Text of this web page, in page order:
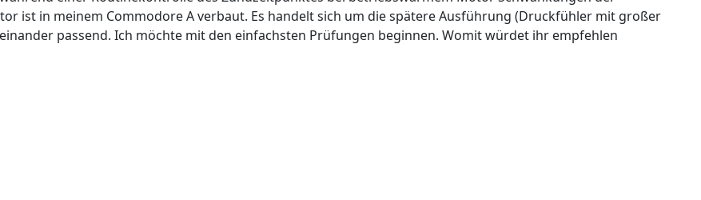
ist in meinem Commodore A verbaut. Es handelt sich um die spätere Ausführung (Druckfühler mit großer
passend. Ich möchte mit den einfachsten Prüfungen beginnen. Womit würdet ihr empfehlen